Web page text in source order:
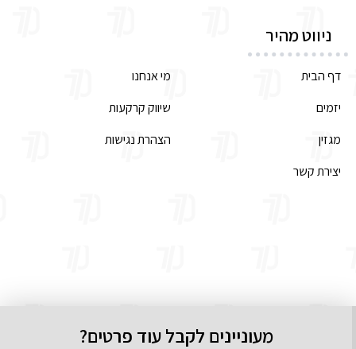
ניווט מהיר
דף הבית
מי אנחנו
יזמים
שיווק קרקעות
מגזין
הצהרת נגישות
יצירת קשר
מעוניינים לקבל עוד פרטים?